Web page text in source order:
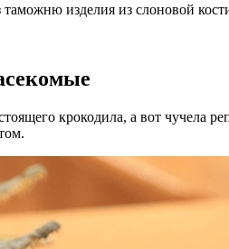
таможню изделия из слоновой
крокодила, а вот